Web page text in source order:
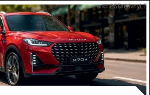
erid: 2SDnjdvnyL7